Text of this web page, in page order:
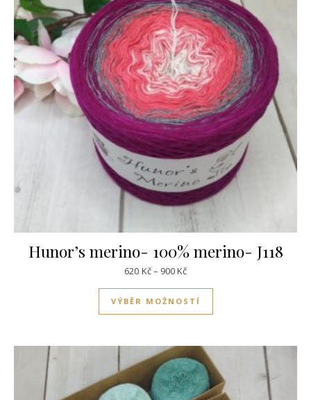
Hunor’s merino- 100% merino- J118
620 Kč– 900KčRozpětí cen: 620Kč až 900Kč
VÝBĚR MOŽNOSTÍ
Tento produkt má